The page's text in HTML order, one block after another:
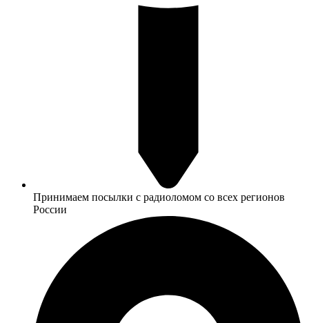
Принимаем посылки с радиоломом со всех регионов
России